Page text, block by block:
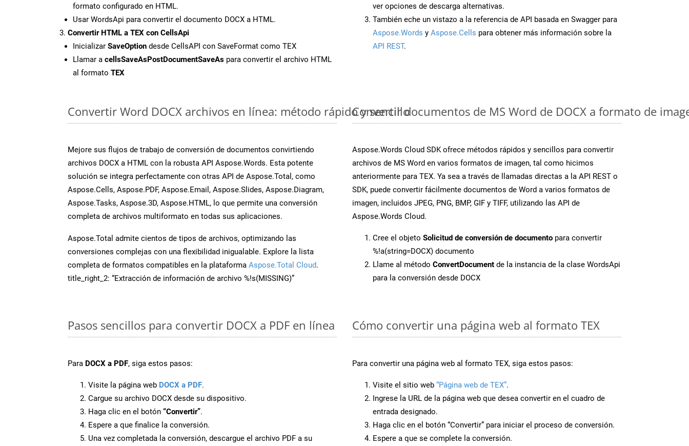
formato configurado en HTML.
Usar WordsApi para convertir el documento DOCX a HTML.
Convertir HTML a TEX con CellsApi
Inicializar SaveOption desde CellsAPI con SaveFormat como TEX
Llamar a cellsSaveAsPostDocumentSaveAs para convertir el archivo HTML
al formato TEX
ver opciones de descarga alternativas.
También eche un vistazo a la referencia de API basada en Swagger para
Aspose.Words y Aspose.Cells para obtener más información sobre la
API REST.
Convertir Word DOCX archivos en línea: método rápido y sencillo
Mejore sus flujos de trabajo de conversión de documentos convirtiendo
archivos DOCX a HTML con la robusta API Aspose.Words. Esta potente
solución se integra perfectamente con otras API de Aspose.Total, como
Aspose.Cells, Aspose.PDF, Aspose.Email, Aspose.Slides, Aspose.Diagram,
Aspose.Tasks, Aspose.3D, Aspose.HTML, lo que permite una conversión
completa de archivos multiformato en todas sus aplicaciones.
Aspose.Total admite cientos de tipos de archivos, optimizando las
conversiones complejas con una flexibilidad inigualable. Explore la lista
completa de formatos compatibles en la plataforma Aspose.Total Cloud.
title_right_2: “Extracción de información de archivo %!s(MISSING)”
Convertir documentos de MS Word de DOCX a formato de
Aspose.Words Cloud SDK ofrece métodos rápidos y sencillos para convertir
archivos de MS Word en varios formatos de imagen, tal como hicimos
anteriormente para TEX. Ya sea a través de llamadas directas a la API REST o
SDK, puede convertir fácilmente documentos de Word a varios formatos de
imagen, incluidos JPEG, PNG, BMP, GIF y TIFF, utilizando las API de
Aspose.Words Cloud.
Cree el objeto Solicitud de conversión de documento para convertir
%!a(string=DOCX) documento
Llame al método ConvertDocument de la instancia de la clase WordsApi
para la conversión desde DOCX
Pasos sencillos para convertir DOCX a PDF en línea
Para DOCX a PDF, siga estos pasos:
Visite la página web DOCX a PDF.
Cargue su archivo DOCX desde su dispositivo.
Haga clic en el botón “Convertir”.
Espere a que finalice la conversión.
Una vez completada la conversión, descargue el archivo PDF a su
Cómo convertir una página web al formato TEX
Para convertir una página web al formato TEX, siga estos pasos:
Visite el sitio web “Página web de TEX”.
Ingrese la URL de la página web que desea convertir en el cuadro de
entrada designado.
Haga clic en el botón “Convertir” para iniciar el proceso de conversión.
Espere a que se complete la conversión.